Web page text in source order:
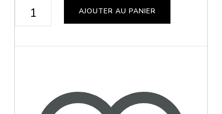
quantité
de
AJOUTER AU PANIER